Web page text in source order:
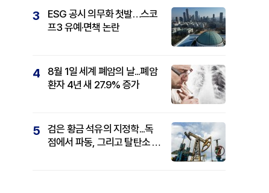
3
ESG 공시 의무화 첫발…스코
프3 유예·면책 논란
4
8월 1일 세계 폐암의 날...폐암
환자 4년 새 27.9% 증가
5
검은 황금 석유의 지정학...독
점에서 파동, 그리고 탈탄소 패